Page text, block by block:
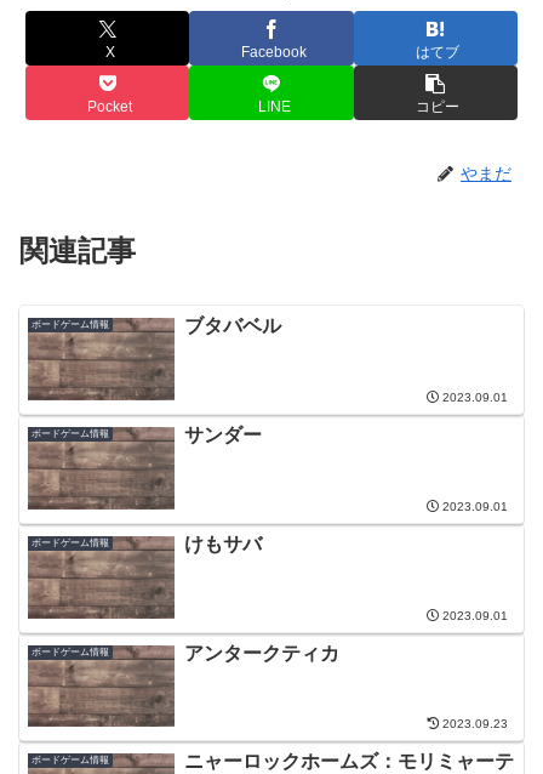
X Facebook はてブ
Pocket LINE コピー
やまだ
関連記事
ボードゲーム情報 ブタバベル
2023.09.01
ボードゲーム情報 サンダー
2023.09.01
ボードゲーム情報 けもサバ
2023.09.01
ボードゲーム情報 アンタークティカ
2023.09.23
ボードゲーム情報
ニャーロックホームズ：モリミャーテ